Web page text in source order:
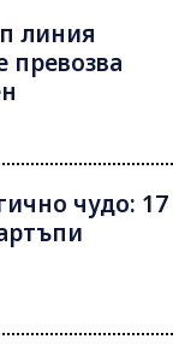
линия
превозва
чудо: 17